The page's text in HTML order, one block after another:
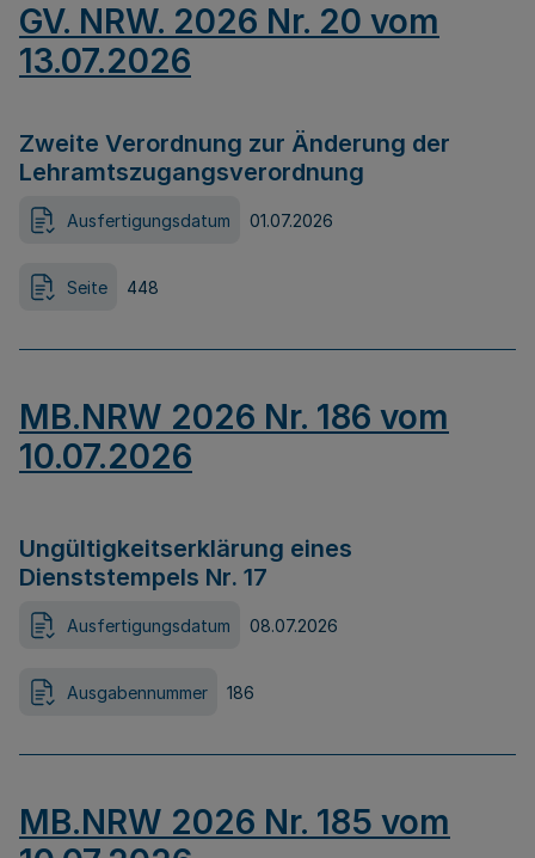
GV. NRW. 2026 Nr. 20 vom
13.07.2026
Zweite Verordnung zur Änderung der
Lehramtszugangsverordnung
Ausfertigungsdatum 01.07.2026
Seite 448
MB.NRW 2026 Nr. 186 vom
10.07.2026
Ungültigkeitserklärung eines
Dienststempels Nr. 17
Ausfertigungsdatum 08.07.2026
Ausgabennummer 186
MB.NRW 2026 Nr. 185 vom